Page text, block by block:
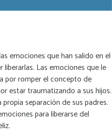
emociones que han salido en el
Las emociones que le
por romper el concepto de
estar traumatizando a sus hijos.
separación de sus padres.
para liberarse del